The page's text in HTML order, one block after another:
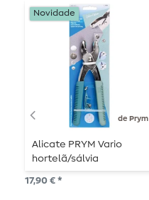
de Prym
Novidade
Alicate PRYM Vario
hortelã/sálvia
17,90 € *